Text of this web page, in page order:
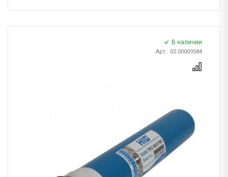
В наличии
Арт.: 02.00009584